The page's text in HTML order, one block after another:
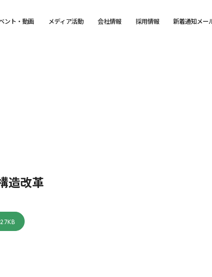
ント・動画 メディア活動 会社情報 採用情報 新着通知メー
造改革